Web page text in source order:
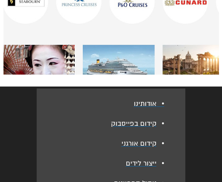
• אודותינו
• קידום בפייסבוק
• קידום אורגני
• ייצור לידים